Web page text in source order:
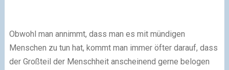
Obwohl man annimmt, dass man es mit mündigen
Menschen zu tun hat, kommt man immer öfter darauf, dass
der Großteil der Menschheit anscheinend gerne belogen